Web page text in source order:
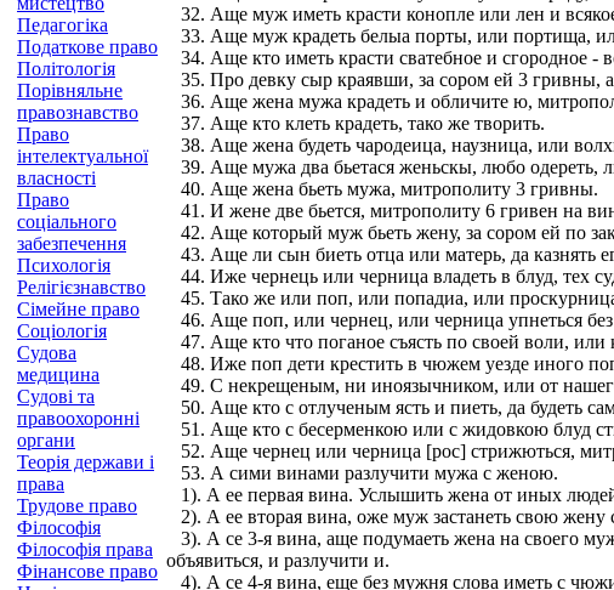
Педагогіка
Податкове право
Політологія
Порівняльне
правознавство
Право
інтелектуальної
власності
Право
соціального
забезпечення
Психологія
Релігієзнавство
Сімейне право
Соціологія
Судова
медицина
Судові та
правоохоронні
органи
Теорія держави і
права
Трудове право
Філософія
Філософія права
Фінансове право
32. Аще муж иметь красти конопле или лен и
33. Аще муж крадеть белыа порты, или портища,
34. Аще кто иметь красти сватебное и сгородное -
35. Про девку сыр краявши, за сором ей 3 гривны, а
36. Аще жена мужа крадеть и обличите ю,
37. Аще кто клеть крадеть, тако же творить.
38. Аще жена будеть чародеица, наузница, или
39. Аще мужа два бьетася женьскы, любо одереть,
40. Аще жена бьеть мужа, митрополиту 3 гривны.
41. И жене две бьется, митрополиту 6 гривен на
42. Аще который муж бьеть жену, за сором ей по
43. Аще ли сын биеть отца или матерь, да казнять
44. Иже чернець или черница владеть в блуд, тех
45. Тако же или поп, или попадиа, или
46. Аще поп, или чернец, или черница упнеться
47. Аще кто что поганое съясть по своей воли,
48. Иже поп дети крестить в чюжем уезде иного
49. С некрещеным, ни иноязычником, или от
50. Аще кто с отлученым ясть и пиеть, да будеть
51. Аще кто с бесерменкою или с жидовкою блуд
52. Аще чернец или черница [рос] стрижються,
53. А сими винами разлучити мужа с женою.
1). А ее первая вина. Услышить жена от иных
2). А ее вторая вина, оже муж застанеть свою
3). А се 3-я вина, аще подумаеть жена на своего
объявиться, и разлучити и.
4). А се 4-я вина, еще без мужня слова иметь с